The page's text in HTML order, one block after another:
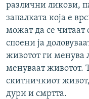
различни ликови,
запалката која е
можат да се читаат
споени ја
животот ги менува
менуваат животот.
скитничкиот
дури и смртта.